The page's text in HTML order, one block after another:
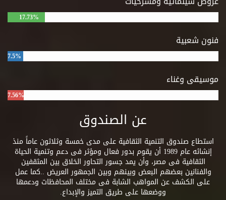
17.73%
فنون شعبية
7.5%
موسيقى وغناء
7.56%
عن الصندوق
استطاع صندوق التنمية الثقافية على مدى خمسة وثلاثون عاماً منذ
إنشائه عام 1989 أن يقوم بدور فعال ومؤثر فى دعم وتنمية الحياة
الثقافية فى مصر، وأن يمد جسور التحاور الخلاق بين المثقفين
والفنانين بعضهم البعض وبينهم وبين الجمهور العريض ..كما عمل
على الكشف عن المواهب الشابة فى مختلف المحافظات ودعمها
ووضعها على طريق التميز والإبداع.